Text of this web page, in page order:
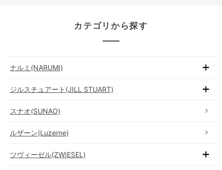
カテゴリから探す
ナルミ(NARUMI)
ジルスチュアート(JILL STUART)
スナオ(SUNAO)
ルザーン(Luzerne)
ツヴィーゼル(ZWIESEL)